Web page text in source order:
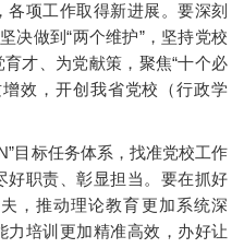
项工作取得新进展。要深刻
决做到“两个维护”，坚持党校
才、为党献策，聚焦“十个必
效，开创我省党校（行政学
标任务体系，找准党校工作
好职责、彰显担当。要在抓好
，推动理论教育更加系统深
力培训更加精准高效，办好让